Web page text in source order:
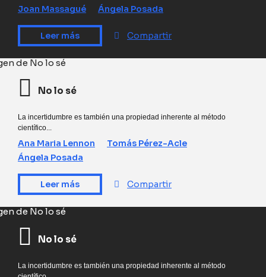
Joan Massagué Ángela Posada
Leer más Compartir
No lo sé
La incertidumbre es también una propiedad inherente al método
científico...
Ana Maria Lennon
Tomás Pérez-Acle
Ángela Posada
Leer más Compartir
No lo sé
La incertidumbre es también una propiedad inherente al método